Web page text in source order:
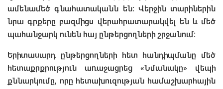
ամենամեծ գնահատականն են։ Վերջին տարիներին
նրա գրքերը բազմիցս վերահրատարակվել են և մեծ
պահանջարկ ունեն հայ ընթերցողների շրջանում։
Երիտասարդ ընթերցողների հետ հանդիպմանը մեծ
հետաքրքրություն առաջացրեց «Նմանակը» վեպի
քննարկումը, որը հետախուզության համաշխարհային